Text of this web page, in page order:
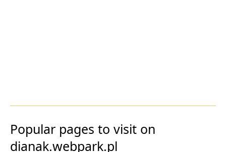
Popular pages to visit on
dianak.webpark.pl